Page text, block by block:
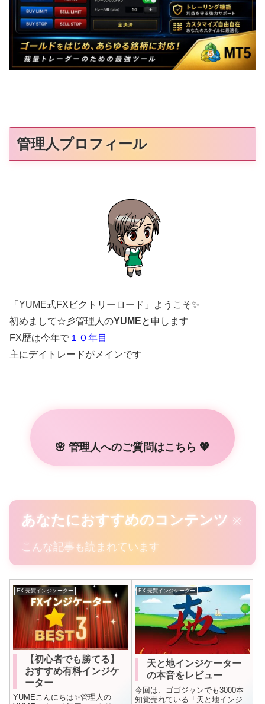
管理人プロフィール
「YUME式FXビクトリーロード」ようこそ✨
初めまして☆彡管理人のYUMEと申します
FX歴は今年で １０年目
主にデイトレードがメインです
🌸 管理人へのご質問はこちら 💖
あなたにおすすめのコンテンツ ※
こんな記事も読まれています
FX 売買インジケーター
【初心者でも勝てる】
おすすめ有料インジケ
ーター
YUMEこんにちは✨管理人の
FX 売買インジケーター
天と地インジケーター
の本音をレビュー
今回は、ゴゴジャンでも3000本
知覚売れている「天と地インジ